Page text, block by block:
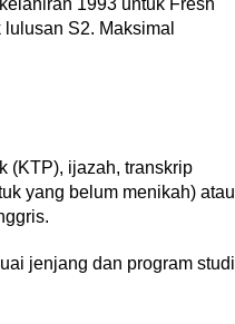
1993 untuk Fresh
S2. Maksimal
(KTP), ijazah, transkrip
yang belum menikah) atau
jenjang dan program studi